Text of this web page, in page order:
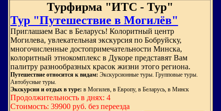
Турфирма "ИТС - Тур"
Тур "Путешествие в Могилёв"
Приглашаем Вас в Беларусь! Колоритный центр
Могилева, увлекательная экскурсия по Бобруйску,
многочисленные достопримечательности Минска,
колоритный этнокомплекс в Дукоре представят Вам
палитру разнообразных красок жизни этого региона.
Путешествие относится к видам: Экскурсионные туры. Групповые туры.
Автобусные туры.
Экскурсии и отдых в туре: в Могилев, в Европу, в Беларусь, в Минск
Продолжительность в днях: 4
Стоимость: 39900 руб. без переезда